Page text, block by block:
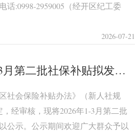
话:0998-2959005（经开区纪工委
2026-07-21
关于2026年1-3月第二批社保补贴拟发放名单的公示
社会保险补贴办法》（新人社规
，经审核，现将2026年1-3月第二批
公示。公示期间欢迎广大群众予以